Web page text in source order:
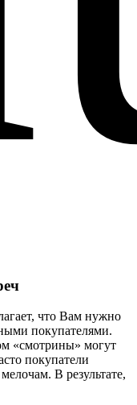
что Вам нужно
покупателями.
«смотрины» могут
покупатели
В результате,